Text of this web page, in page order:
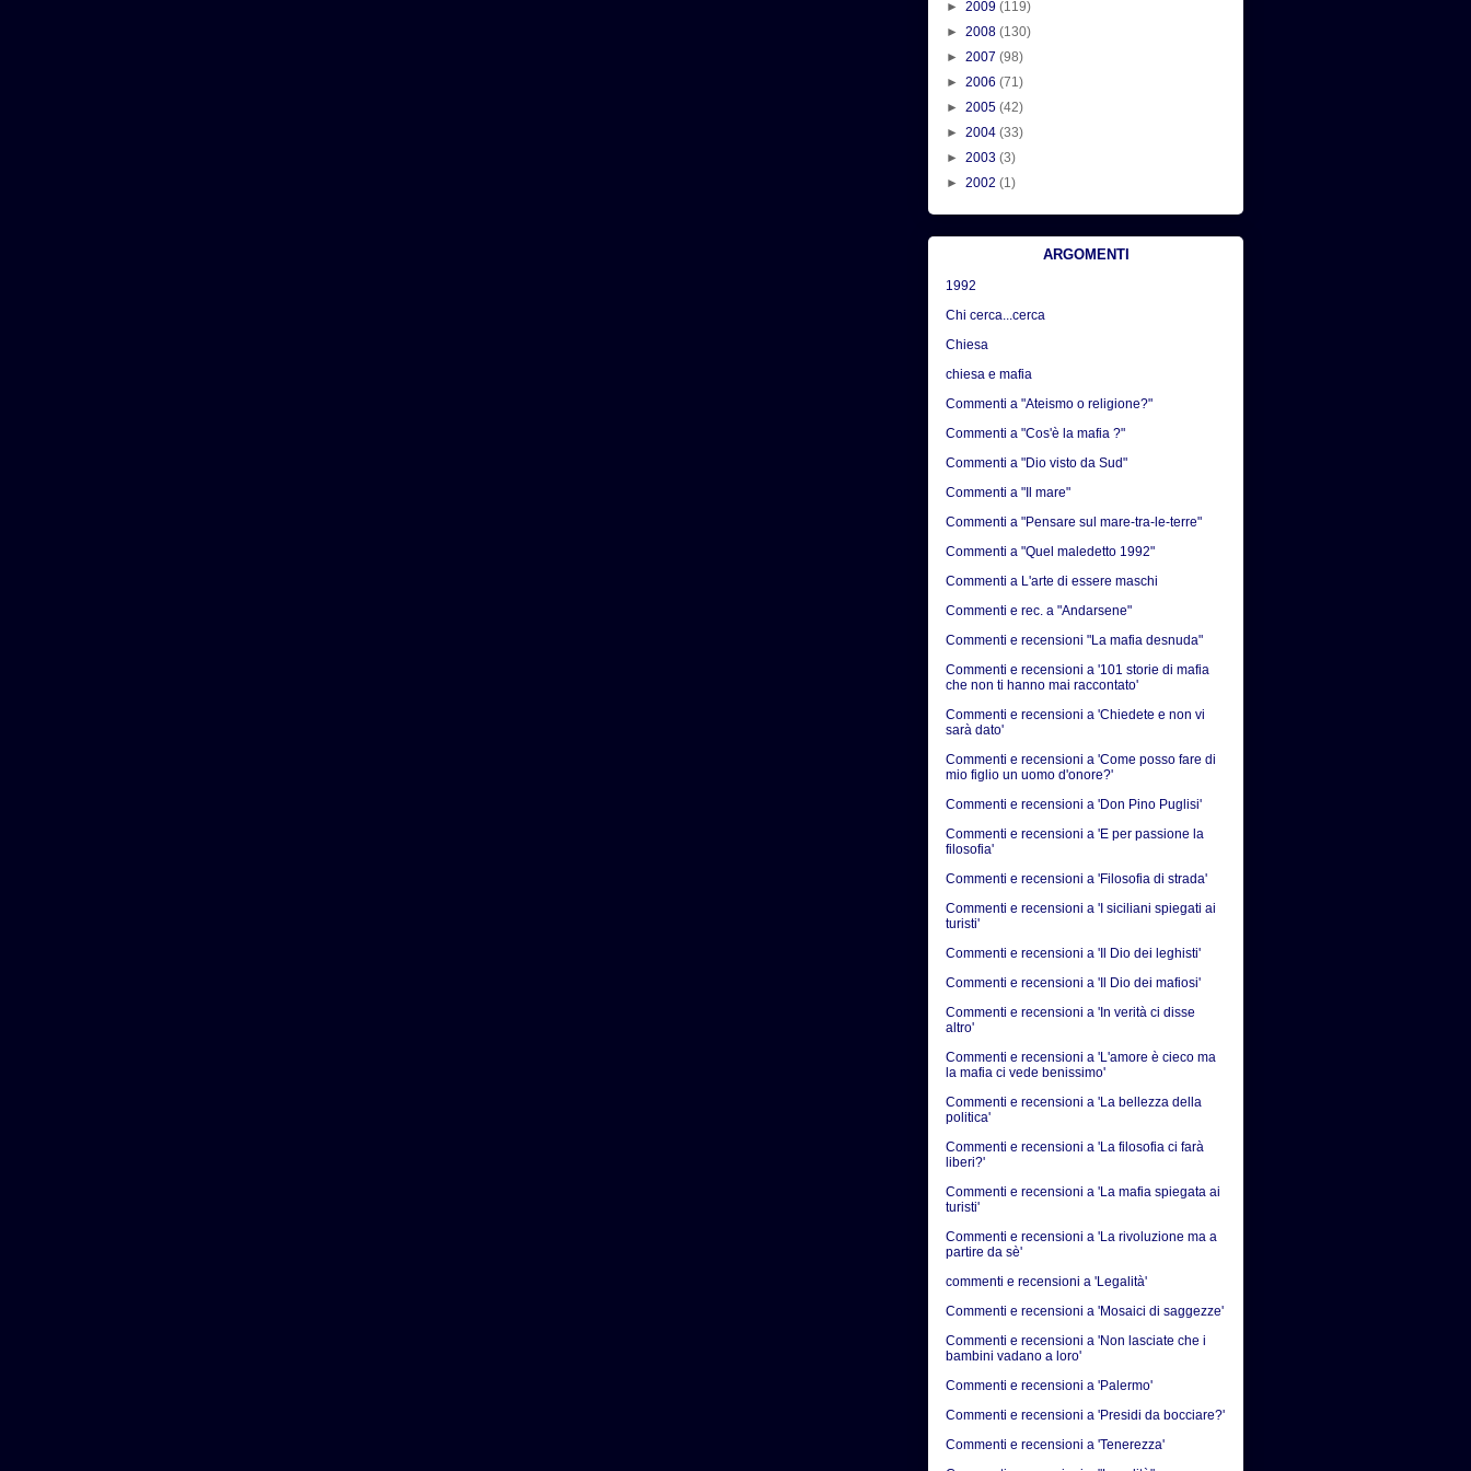
► 2009 (119)
► 2008 (130)
► 2007 (98)
► 2006 (71)
► 2005 (42)
► 2004 (33)
► 2003 (3)
► 2002 (1)
ARGOMENTI
1992
Chi cerca...cerca
Chiesa
chiesa e mafia
Commenti a "Ateismo o religione?"
Commenti a "Cos'è la mafia ?"
Commenti a "Dio visto da Sud"
Commenti a "Il mare"
Commenti a "Pensare sul mare-tra-le-terre"
Commenti a "Quel maledetto 1992"
Commenti a L'arte di essere maschi
Commenti e rec. a "Andarsene"
Commenti e recensioni "La mafia desnuda"
Commenti e recensioni a '101 storie di mafia
che non ti hanno mai raccontato'
Commenti e recensioni a 'Chiedete e non vi
sarà dato'
Commenti e recensioni a 'Come posso fare di
mio figlio un uomo d'onore?'
Commenti e recensioni a 'Don Pino Puglisi'
Commenti e recensioni a 'E per passione la
filosofia'
Commenti e recensioni a 'Filosofia di strada'
Commenti e recensioni a 'I siciliani spiegati ai
turisti'
Commenti e recensioni a 'Il Dio dei leghisti'
Commenti e recensioni a 'Il Dio dei mafiosi'
Commenti e recensioni a 'In verità ci disse
altro'
Commenti e recensioni a 'L'amore è cieco ma
la mafia ci vede benissimo'
Commenti e recensioni a 'La bellezza della
politica'
Commenti e recensioni a 'La filosofia ci farà
liberi?'
Commenti e recensioni a 'La mafia spiegata ai
turisti'
Commenti e recensioni a 'La rivoluzione ma a
partire da sè'
commenti e recensioni a 'Legalità'
Commenti e recensioni a 'Mosaici di saggezze'
Commenti e recensioni a 'Non lasciate che i
bambini vadano a loro'
Commenti e recensioni a 'Palermo'
Commenti e recensioni a 'Presidi da bocciare?'
Commenti e recensioni a 'Tenerezza'